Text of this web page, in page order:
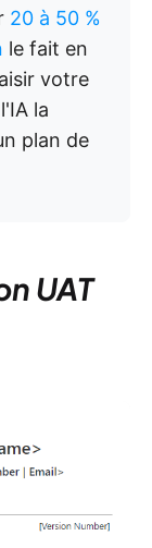
20 à 50 %
le fait en
votre
la
plan de
UAT